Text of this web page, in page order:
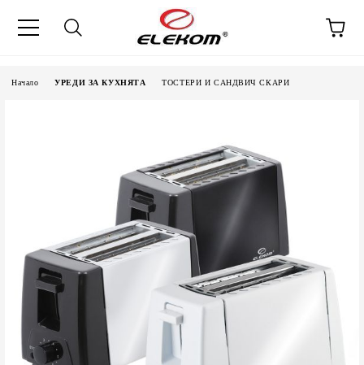
Начало УРЕДИ ЗА КУХНЯТА ТОСТЕРИ И САНДВИЧ СКАРИ